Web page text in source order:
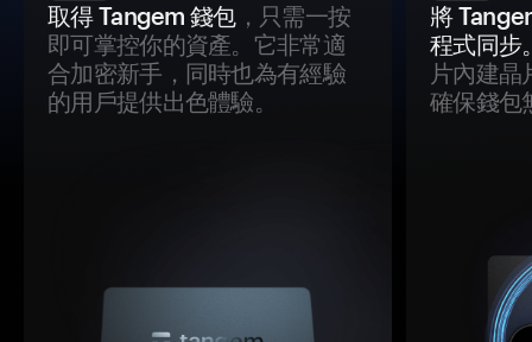
取得 Tangem 錢包，只需一按
即可掌控你的資產。它非常適
合加密新手，同時也為有經驗
的用戶提供出色體驗。
將
程式同步
片內建晶
確保錢包